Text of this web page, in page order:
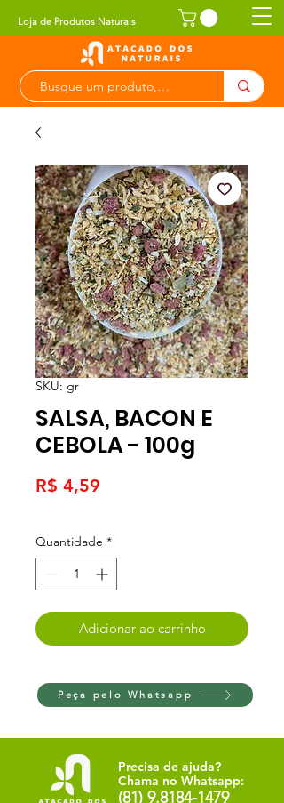
Loja de Produtos Naturais
SKU: gr
SALSA, BACON E
CEBOLA - 100g
R$ 4,59
Quantidade *
Adicionar ao carrinho
Peça pelo Whatsapp
Precisa de ajuda?
Chama no Whatsapp:
(81) 9.8184-1479